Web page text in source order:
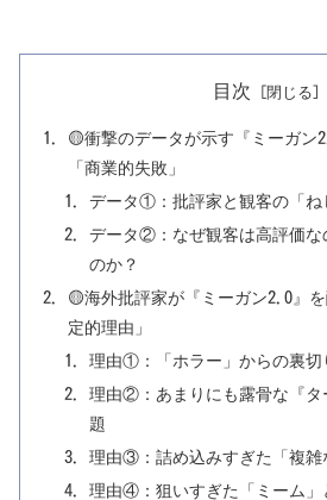
目次
🟡衝撃のデータが示す『ミーガン
「商業的失敗」
データ①：批評家と観客の「ね
データ②：なぜ観客は高評価な
のか？
🟡海外批評家が『ミーガン2.0』
定的理由」
理由①：「ホラー」からの裏切
理由②：あまりにも露骨な『タ
題
理由③：詰め込みすぎた「複雑
理由④：狙いすぎた「ミーム」